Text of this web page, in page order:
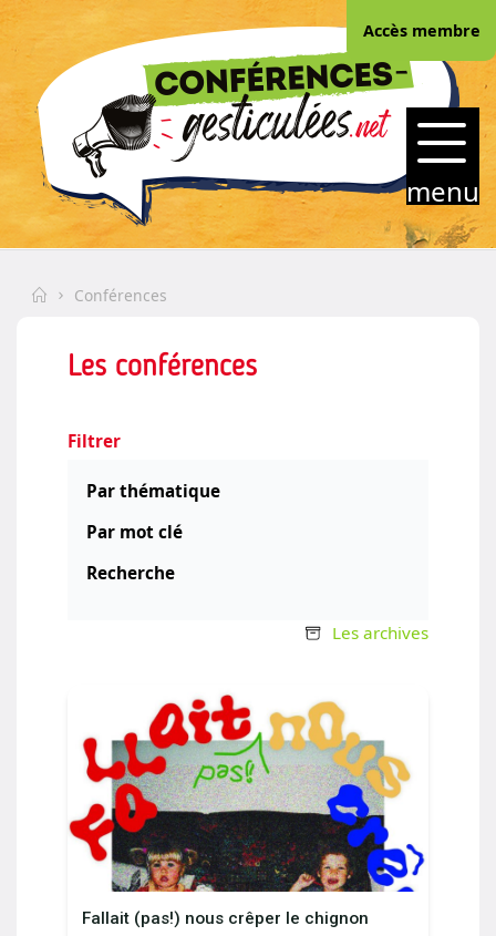
Skip
content
CONFERENCES-
GESTICULEES.NET
menu
Accès membre
HomeConférences
Les conférences
Filtrer
Par thématique
Par mot clé
Recherche
Les archives
Fallait (pas!) nous crêper le chignon